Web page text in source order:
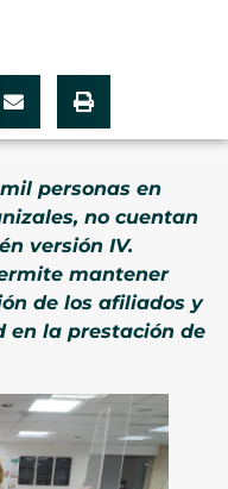
personas en
no cuentan
versión IV.
mantener
de los afiliados y
en la prestación de